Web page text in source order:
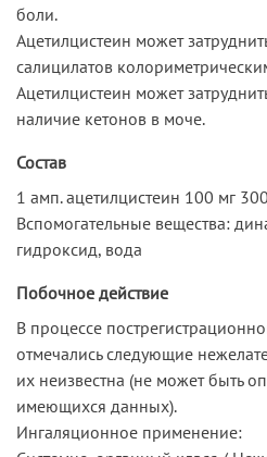
боли.
Ацетилцистеин может
салицилатов
Ацетилцистеин может
наличие кетонов в моче.
Состав
1 амп. ацетилцистеин 100 мг
Вспомогательные вещества:
гидроксид, вода
Побочное действие
В процессе
отмечались следующие
их неизвестна (не может быть
имеющихся данных).
Ингаляционное применение: